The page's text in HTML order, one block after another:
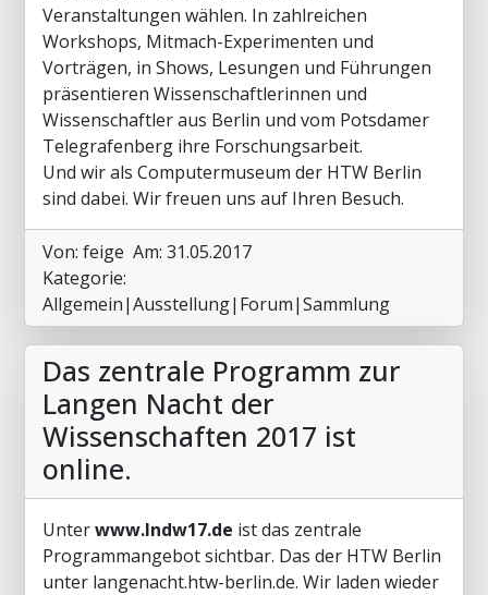
Veranstaltungen wählen. In zahlreichen
Workshops, Mitmach-Experimenten und
Vorträgen, in Shows, Lesungen und Führungen
präsentieren Wissenschaftlerinnen und
Wissenschaftler aus Berlin und vom Potsdamer
Telegrafenberg ihre Forschungsarbeit.
Und wir als Computermuseum der HTW Berlin
sind dabei. Wir freuen uns auf Ihren Besuch.
Von: feige Am: 31.05.2017
Kategorie:
Allgemein|Ausstellung|Forum|Sammlung
Das zentrale Programm zur
Langen Nacht der
Wissenschaften 2017 ist
online.
Unterwww.lndw17.de ist das zentrale
Programmangebot sichtbar. Das der HTW Berlin
unter langenacht.htw-berlin.de. Wir laden wieder